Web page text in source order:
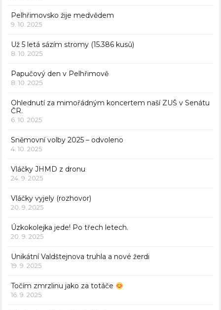
Pelhřimovsko žije medvědem
9. 10. 2025
Už 5 letá sázím stromy (15.386 kusů)
8. 10. 2025
Papučový den v Pelhřimově
8. 10. 2025
Ohlednutí za mimořádným koncertem naší ZUŠ v Senátu
ČR.
6. 10. 2025
Sněmovní volby 2025 – odvoleno
4. 10. 2025
Vláčky JHMD z dronu
24. 9. 2025
Vláčky vyjely (rozhovor)
20. 9. 2025
Úzkokolejka jede! Po třech letech.
20. 9. 2025
Unikátní Valdštejnova truhla a nové žerdi
19. 9. 2025
Točím zmrzlinu jako za totáče
16. 9. 2025